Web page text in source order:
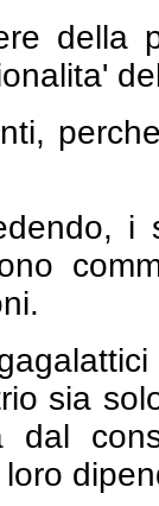
della
i
sia